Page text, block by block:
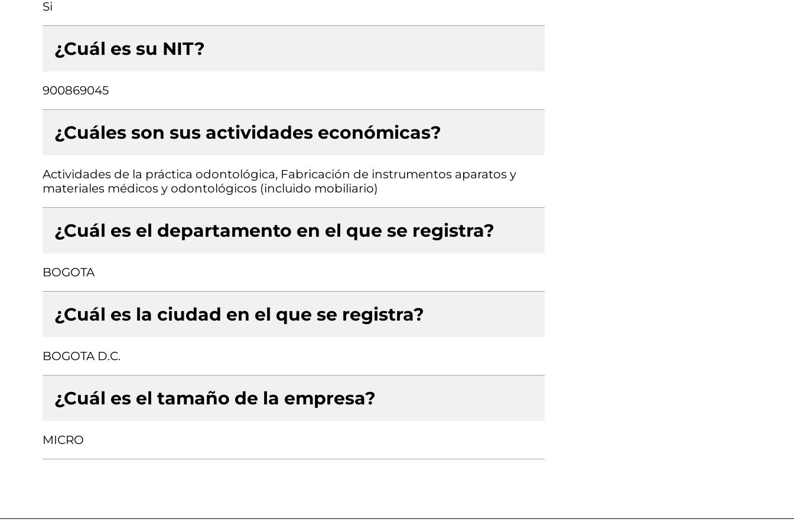
Si
¿Cuál es su NIT?
900869045
¿Cuáles son sus actividades económicas?
Actividades de la práctica odontológica, Fabricación de instrumentos aparatos y
materiales médicos y odontológicos (incluido mobiliario)
¿Cuál es el departamento en el que se registra?
BOGOTA
¿Cuál es la ciudad en el que se registra?
BOGOTA D.C.
¿Cuál es el tamaño de la empresa?
MICRO